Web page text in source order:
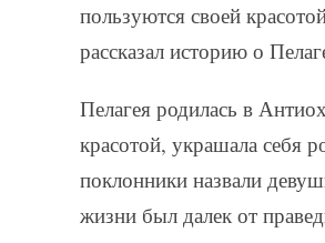
пользуются своей
рассказал историю о
Пелагея родилась в
красотой, украшала себя
поклонники назвали
жизни был далек от